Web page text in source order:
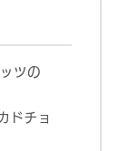
ツの
ドチョ